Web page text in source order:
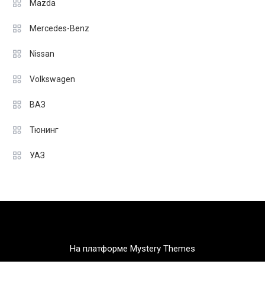
Mazda
Mercedes-Benz
Nissan
Volkswagen
ВАЗ
Тюнинг
УАЗ
На платформе Mystery Themes